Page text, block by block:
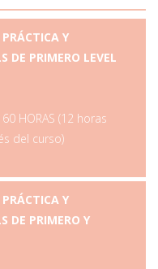
Y
DE PRIMERO LEVEL
60 HORAS (12 horas
del curso)
Y
DE PRIMERO Y